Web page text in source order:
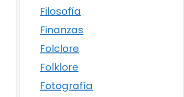
Filosofía
Finanzas
Folclore
Folklore
Fotografía